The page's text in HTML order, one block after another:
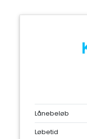
Lånebeløb
Løbetid